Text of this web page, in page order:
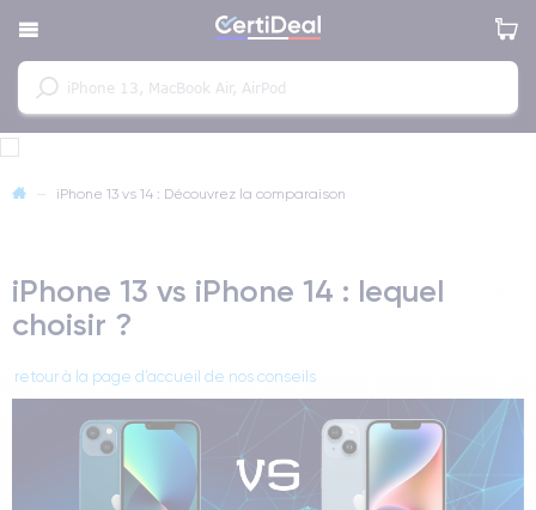
— iPhone 13 vs 14 : Découvrez la comparaison
iPhone 13 vs iPhone 14 : lequel
choisir ?
retour à la page d’accueil de nos conseils